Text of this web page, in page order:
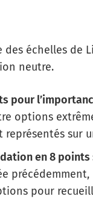
des échelles de
neutre.
pour
options
représentés sur
en 8 points
pour